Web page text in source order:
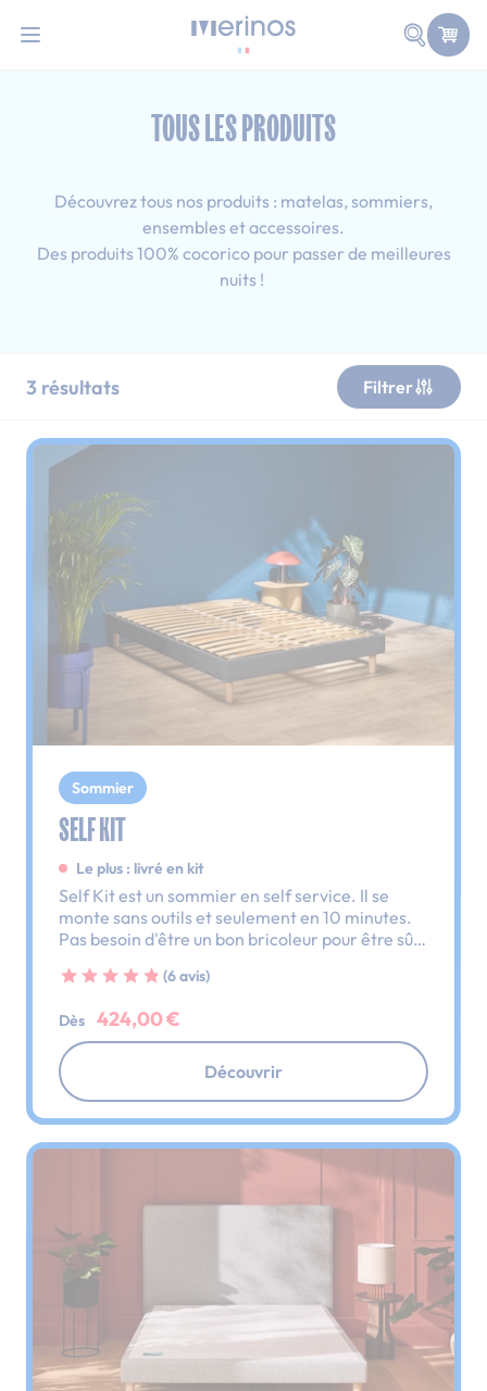
Faire
Accueil
Tous les produits : 120x190 cm
TOUS LES PRODUITS
Découvrez tous nos produits : matelas, sommiers,
ensembles et accessoires.
Des produits 100% cocorico pour passer de meilleures
nuits !
3 résultats Filtrer
Sommier
SELF KIT
Le plus : livré en kit
Self Kit est un sommier en self service. Il se
monte sans outils et seulement en 10 minutes.
Pas besoin d'être un bon bricoleur pour être sûr
(6 avis)
Dès 424,00 €
Découvrir